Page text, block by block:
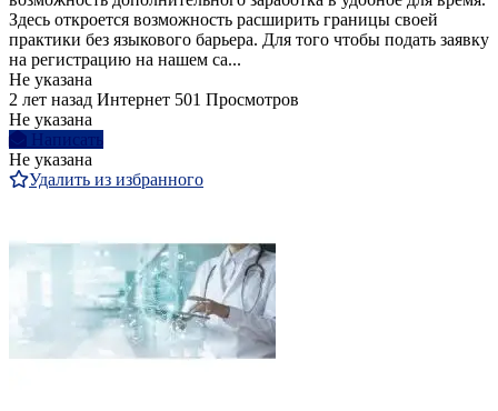
Здесь откроется возможность расширить границы своей
практики без языкового барьера. Для того чтобы подать заявку
на регистрацию на нашем са...
Не указана
2 лет назад Интернет 501 Просмотров
Не указана
Написать
Не указана
Удалить из избранного